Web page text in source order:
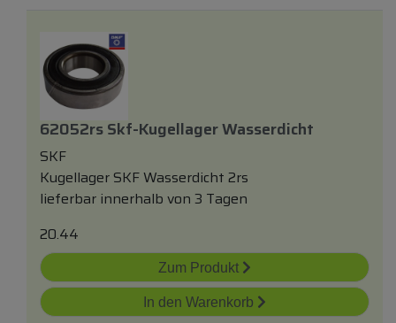
62052rs Skf-Kugellager Wasserdicht
SKF
Kugellager SKF Wasserdicht 2rs
lieferbar innerhalb von 3 Tagen
20.44
Zum Produkt
In den Warenkorb